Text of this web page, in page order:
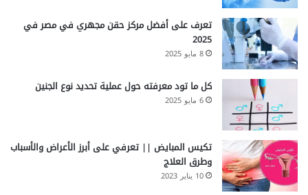
تعرف على أفضل مركز حقن مجهري في مصر في
2025
8 مايو 2025
كل ما تود معرفته حول عملية تحديد نوع الجنين
6 مايو 2025
تكيس المبايض || تعرفي على أبرز الأعراض والأسباب
وطرق العلاج
10 يناير 2023